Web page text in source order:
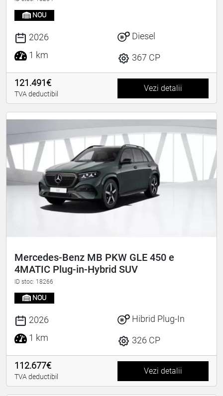
NOU
2026
1 km
Diesel
367 CP
121.491€
TVA deductibil
Vezi detalii
Mercedes-Benz MB PKW GLE 450 e
4MATIC Plug-in-Hybrid SUV
ID stoc: 18266
NOU
2026
1 km
Hibrid Plug-In
326 CP
112.677€
TVA deductibil
Vezi detalii